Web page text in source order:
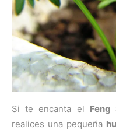
Si te encanta el Feng
realices una pequeña